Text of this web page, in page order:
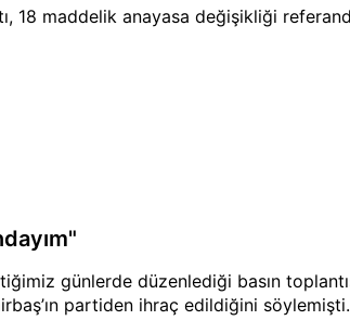
18 maddelik anayasa değişikliği
günlerde düzenlediği basın
partiden ihraç edildiğini söylemişti.